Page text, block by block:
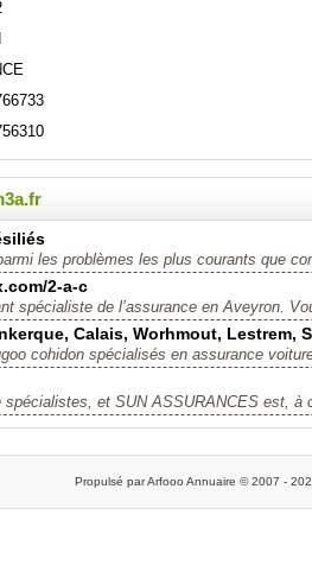
les problèmes les plus courants que
2-a-c
spécialiste de l’assurance en Aveyron.
Calais, Worhmout, Lestrem,
cohidon spécialisés en assurance
spécialistes, et SUN ASSURANCES est, à
Propulsé par Arfooo Annuaire © 2007 -